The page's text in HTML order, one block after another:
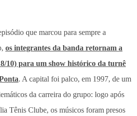
que marcou para sempre a
os integrantes da banda retornam a
10) para um show histórico da turnê
. A capital foi palco, em 1997, de um
da carreira do grupo: logo após
Tênis Clube, os músicos foram presos